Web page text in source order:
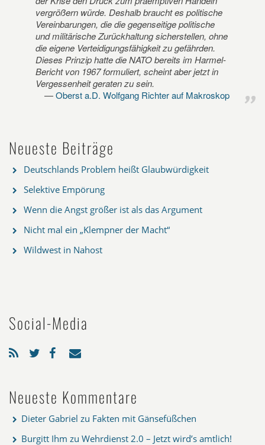
vergrößern würde. Deshalb braucht es politische
Vereinbarungen, die die gegenseitige politische
und militärische Zurückhaltung sicherstellen, ohne
die eigene Verteidigungsfähigkeit zu gefährden.
Dieses Prinzip hatte die NATO bereits im Harmel-
Bericht von 1967 formuliert, scheint aber jetzt in
Vergessenheit geraten zu sein.
Oberst a.D. Wolfgang Richter auf Makroskop
Neueste Beiträge
Deutschlands Problem heißt Glaubwürdigkeit
Selektive Empörung
Wenn die Angst größer ist als das Argument
Nicht mal ein „Klempner der Macht“
Wildwest in Nahost
Social-Media
Neueste Kommentare
Dieter Gabriel zu Fakten mit Gänsefüßchen
Burgitt Ihm zu Wehrdienst 2.0 – Jetzt wird’s amtlich!